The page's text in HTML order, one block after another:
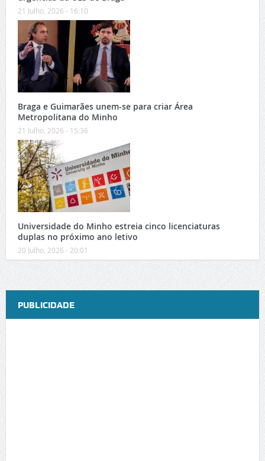
21 Julho, 2026 - 16:10
Braga e Guimarães unem-se para criar Área
Metropolitana do Minho
21 Julho, 2026 - 15:36
Universidade do Minho estreia cinco licenciaturas
duplas no próximo ano letivo
20 Julho, 2026 - 20:01
PUBLICIDADE